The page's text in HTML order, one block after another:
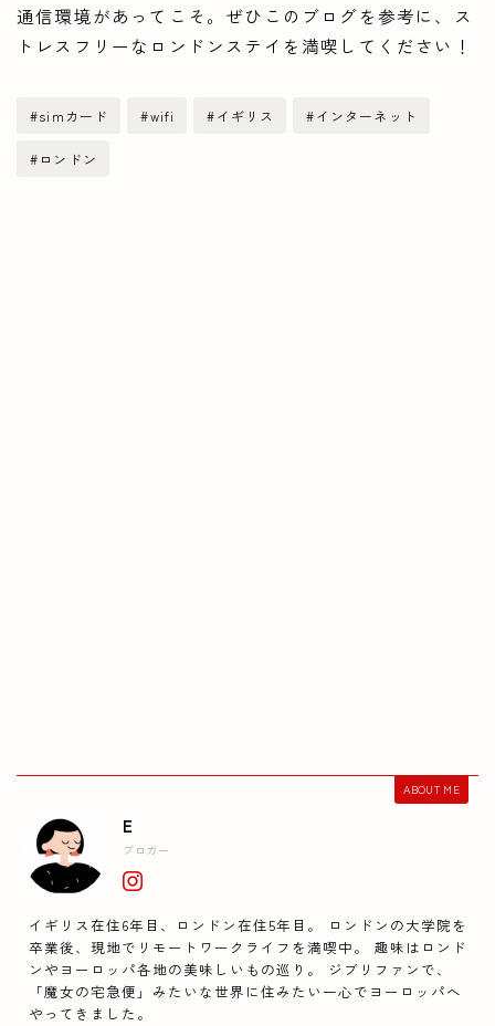
通信環境があってこそ。ぜひこのブログを参考に、ス
トレスフリーなロンドンステイを満喫してください！
#simカード #wifi #イギリス #インターネット
#ロンドン
ABOUT ME
E
ブロガー
イギリス在住6年目、ロンドン在住5年目。 ロンドンの大学院を
卒業後、現地でリモートワークライフを満喫中。 趣味はロンド
ンやヨーロッパ各地の美味しいもの巡り。 ジブリファンで、
「魔女の宅急便」みたいな世界に住みたい一心でヨーロッパへ
やってきました。